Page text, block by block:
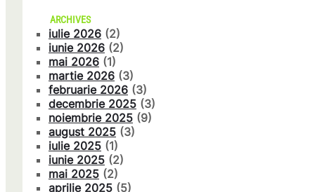
ARCHIVES
iulie 2026 (2)
iunie 2026 (2)
mai 2026 (1)
martie 2026 (3)
februarie 2026 (3)
decembrie 2025 (3)
noiembrie 2025 (9)
august 2025 (3)
iulie 2025 (1)
iunie 2025 (2)
mai 2025 (2)
aprilie 2025 (5)